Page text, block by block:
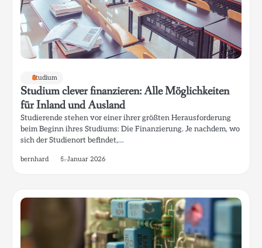
Studium
Studium clever finanzieren: Alle Möglichkeiten
für Inland und Ausland
Studierende stehen vor einer ihrer größten Herausforderung
beim Beginn ihres Studiums: Die Finanzierung. Je nachdem, wo
sich der Studienort befindet,…
bernhard 5. Januar 2026